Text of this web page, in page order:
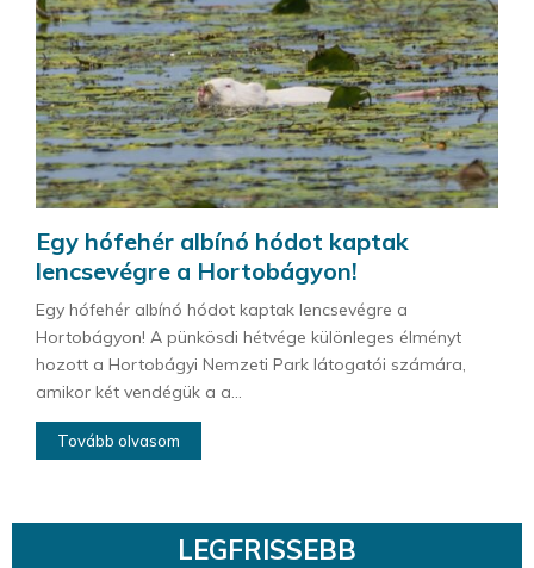
Egy hófehér albínó hódot kaptak
lencsevégre a Hortobágyon!
Egy hófehér albínó hódot kaptak lencsevégre a
Hortobágyon! A pünkösdi hétvége különleges élményt
hozott a Hortobágyi Nemzeti Park látogatói számára,
amikor két vendégük a a...
Tovább olvasom
LEGFRISSEBB